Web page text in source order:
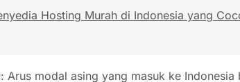
Hosting Murah di Indonesia yang
: Arus modal asing yang masuk ke